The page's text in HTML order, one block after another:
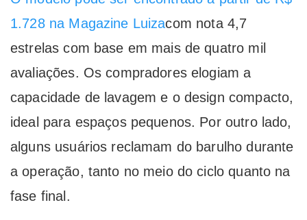
1.728 na Magazine Luizacom nota 4,7
estrelas com base em mais de quatro mil
avaliações. Os compradores elogiam a
capacidade de lavagem e o design compacto,
ideal para espaços pequenos. Por outro lado,
alguns usuários reclamam do barulho durante
a operação, tanto no meio do ciclo quanto na
fase final.